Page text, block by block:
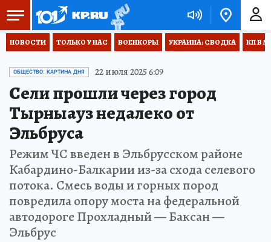
НОВОСТИ ТОЛЬКО У НАС ВОЕНКОРЫ УКРАИНА: СВОДКА КП В
ОБЩЕСТВО: КАРТИНА ДНЯ 22 июля 2025 6:09
Сели прошли через город
Тырныауз недалеко от
Эльбруса
Режим ЧС введен в Эльбрусском районе
Кабардино-Балкарии из-за схода селевого
потока. Смесь воды и горных пород
повредила опору моста на федеральной
автодороге Прохладный — Баксан —
Эльбрус